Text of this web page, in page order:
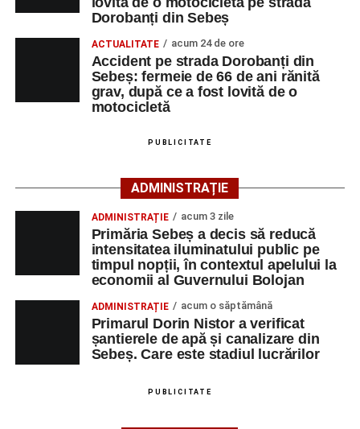
motocicletă
4–6 septembrie 2026: Prima ediție a Transylvania
Fest, la Cetatea Greavilor din Gârbova
cât și celor aflate la început de carieră.
Cei interesați pot consulta toate locurile de muncă
disponibile accesând platforma oficială ANOFM,
AJOFM Alba, apoi secțiunea„Persoane fizice
– Locuri de muncă vacante”
agenția teritorială de care aparține persoana aflată în
Lista publicată de AJOFM Alba include, pe lângă
denumirea posturilor vacante din Săsciori, și datele de
contact ale angajatorilor, precum numere de telefon și
adrese de e-mail, pentru ca persoanele interesate să
poată solicita detalii despre condițiile de angajare,
Mai jos puteți consulta lista completă a locurilor de
muncă disponibile în comuna Săsciori la data de 4
august 2026, precum și datele de contact ale
Dorobanți din Sebeș
ACTUALITATE acum 24 de ore
Accident pe strada Dorobanți din
Sebeș: fermeie de 66 de ani rănită
grav, după ce a fost lovită de o
motocicletă
PUBLICITATE
ADMINISTRAȚIE
ADMINISTRAȚIE acum 3 zile
Primăria Sebeș a decis să reducă
intensitatea iluminatului public pe
timpul nopții, în contextul apelului la
economii al Guvernului Bolojan
ADMINISTRAȚIE acum o săptămână
Primarul Dorin Nistor a verificat
șantierele de apă și canalizare din
Sebeș. Care este stadiul lucrărilor
PUBLICITATE